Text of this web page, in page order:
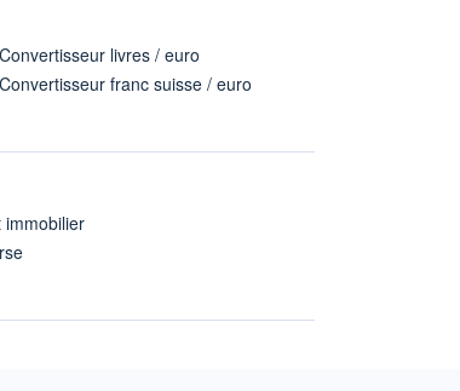
Convertisseur livres / euro
Convertisseur franc suisse / euro
immobilier